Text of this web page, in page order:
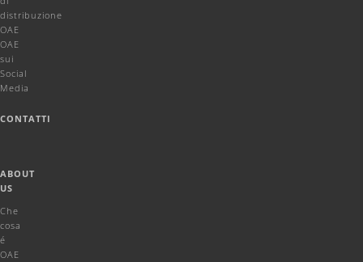
distribuzione
OAE
OAE
sui
Social
Media
CONTATTI
ABOUT
US
Che
cosa
é
OAE